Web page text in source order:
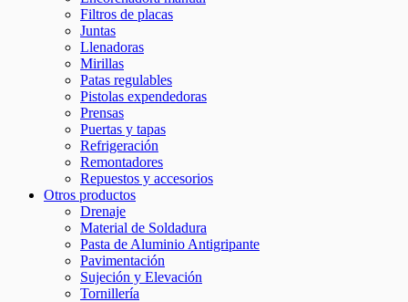
Filtros de placas
Juntas
Llenadoras
Mirillas
Patas regulables
Pistolas expendedoras
Prensas
Puertas y tapas
Refrigeración
Remontadores
Repuestos y accesorios
Otros productos
Drenaje
Material de Soldadura
Pasta de Aluminio Antigripante
Pavimentación
Sujeción y Elevación
Tornillería